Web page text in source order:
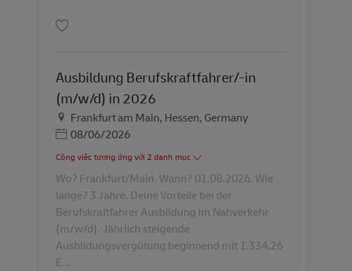
Ausbildung Berufskraftfahrer/-in
(m/w/d) in 2026
Địa điểm
Frankfurt am Main, Hessen, Germany
Posted Date
08/06/2026
Công việc tương ứng với 2 danh mục
Wo? Frankfurt/Main. Wann? 01.08.2026. Wie
lange? 3 Jahre. Deine Vorteile bei der
Berufskraftfahrer Ausbildung im Nahverkehr
(m/w/d). Jährlich steigende
Ausbildungsvergütung beginnend mit 1.334,26
E...